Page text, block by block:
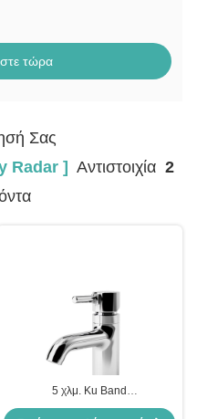
τώρα
Σας
Radar ] Αντιστοιχία 2
5 χλμ. Ku Band
Αερομεταφερόμενο ενεργό φάσιμο